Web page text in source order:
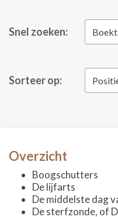
Snel zoeken:
Sorteer op:
Overzicht
Boogschutters
De lijfarts
De middelste dag
De sterfzonde, of